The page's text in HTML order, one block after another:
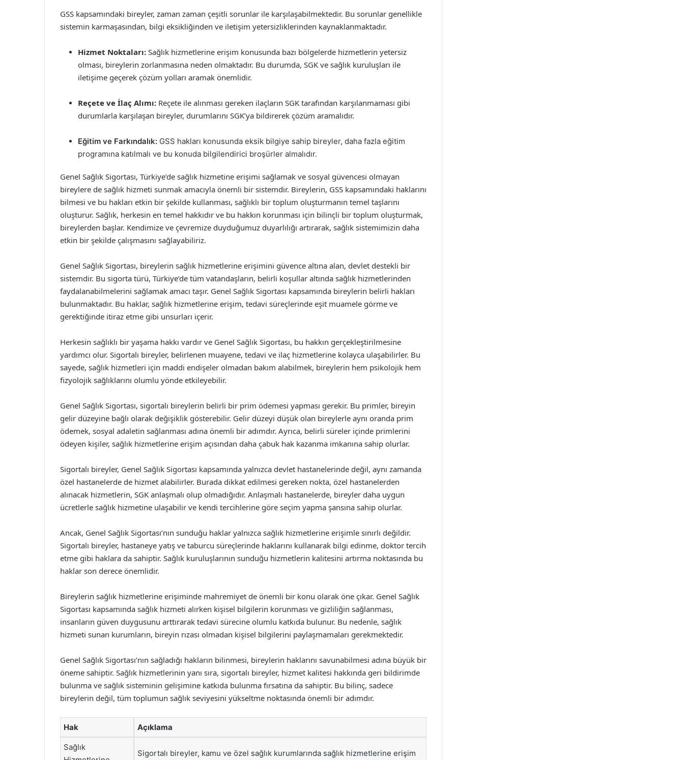
GSS kapsamındaki bireyler, zaman zaman çeşitli sorunlar ile karşılaşabilmektedir. Bu sorunlar genellikle
sistemin karmaşasından, bilgi eksikliğinden ve iletişim yetersizliklerinden kaynaklanmaktadır.
Hizmet Noktaları: Sağlık hizmetlerine erişim konusunda bazı bölgelerde hizmetlerin yetersiz
olması, bireylerin zorlanmasına neden olmaktadır. Bu durumda, SGK ve sağlık kuruluşları ile
iletişime geçerek çözüm yolları aramak önemlidir.
Reçete ve İlaç Alımı: Reçete ile alınması gereken ilaçların SGK tarafından karşılanmaması gibi
durumlarla karşılaşan bireyler, durumlarını SGK’ya bildirerek çözüm aramalıdır.
Eğitim ve Farkındalık: GSS hakları konusunda eksik bilgiye sahip bireyler, daha fazla eğitim
programına katılmalı ve bu konuda bilgilendirici broşürler almalıdır.
Genel Sağlık Sigortası, Türkiye’de sağlık hizmetine erişimi sağlamak ve sosyal güvencesi olmayan
bireylere de sağlık hizmeti sunmak amacıyla önemli bir sistemdir. Bireylerin, GSS kapsamındaki haklarını
bilmesi ve bu hakları etkin bir şekilde kullanması, sağlıklı bir toplum oluşturmanın temel taşlarını
oluşturur. Sağlık, herkesin en temel hakkıdır ve bu hakkın korunması için bilinçli bir toplum oluşturmak,
bireylerden başlar. Kendimize ve çevremize duyduğumuz duyarlılığı artırarak, sağlık sistemimizin daha
etkin bir şekilde çalışmasını sağlayabiliriz.
Genel Sağlık Sigortası, bireylerin sağlık hizmetlerine erişimini güvence altına alan, devlet destekli bir
sistemdir. Bu sigorta türü, Türkiye’de tüm vatandaşların, belirli koşullar altında sağlık hizmetlerinden
faydalanabilmelerini sağlamak amacı taşır. Genel Sağlık Sigortası kapsamında bireylerin belirli hakları
bulunmaktadır. Bu haklar, sağlık hizmetlerine erişim, tedavi süreçlerinde eşit muamele görme ve
gerektiğinde itiraz etme gibi unsurları içerir.
Herkesin sağlıklı bir yaşama hakkı vardır ve Genel Sağlık Sigortası, bu hakkın gerçekleştirilmesine
yardımcı olur. Sigortalı bireyler, belirlenen muayene, tedavi ve ilaç hizmetlerine kolayca ulaşabilirler. Bu
sayede, sağlık hizmetleri için maddi endişeler olmadan bakım alabilmek, bireylerin hem psikolojik hem
fizyolojik sağlıklarını olumlu yönde etkileyebilir.
Genel Sağlık Sigortası, sigortalı bireylerin belirli bir prim ödemesi yapması gerekir. Bu primler, bireyin
gelir düzeyine bağlı olarak değişiklik gösterebilir. Gelir düzeyi düşük olan bireylerle aynı oranda prim
ödemek, sosyal adaletin sağlanması adına önemli bir adımdır. Ayrıca, belirli süreler içinde primlerini
ödeyen kişiler, sağlık hizmetlerine erişim açısından daha çabuk hak kazanma imkanına sahip olurlar.
Sigortalı bireyler, Genel Sağlık Sigortası kapsamında yalnızca devlet hastanelerinde değil, aynı zamanda
özel hastanelerde de hizmet alabilirler. Burada dikkat edilmesi gereken nokta, özel hastanelerden
alınacak hizmetlerin, SGK anlaşmalı olup olmadığıdır. Anlaşmalı hastanelerde, bireyler daha uygun
ücretlerle sağlık hizmetine ulaşabilir ve kendi tercihlerine göre seçim yapma şansına sahip olurlar.
Ancak, Genel Sağlık Sigortası’nın sunduğu haklar yalnızca sağlık hizmetlerine erişimle sınırlı değildir.
Sigortalı bireyler, hastaneye yatış ve taburcu süreçlerinde haklarını kullanarak bilgi edinme, doktor tercih
etme gibi haklara da sahiptir. Sağlık kuruluşlarının sunduğu hizmetlerin kalitesini artırma noktasında bu
haklar son derece önemlidir.
Bireylerin sağlık hizmetlerine erişiminde mahremiyet de önemli bir konu olarak öne çıkar. Genel Sağlık
Sigortası kapsamında sağlık hizmeti alırken kişisel bilgilerin korunması ve gizliliğin sağlanması,
insanların güven duygusunu arttırarak tedavi sürecine olumlu katkıda bulunur. Bu nedenle, sağlık
hizmeti sunan kurumların, bireyin rızası olmadan kişisel bilgilerini paylaşmamaları gerekmektedir.
Genel Sağlık Sigortası’nın sağladığı hakların bilinmesi, bireylerin haklarını savunabilmesi adına büyük bir
öneme sahiptir. Sağlık hizmetlerinin yanı sıra, sigortalı bireyler, hizmet kalitesi hakkında geri bildirimde
bulunma ve sağlık sisteminin gelişimine katkıda bulunma fırsatına da sahiptir. Bu bilinç, sadece
bireylerin değil, tüm toplumun sağlık seviyesini yükseltme noktasında önemli bir adımdır.
Hak Açıklama
Sağlık
Sigortalı bireyler, kamu ve özel sağlık kurumlarında sağlık hizmetlerine erişim